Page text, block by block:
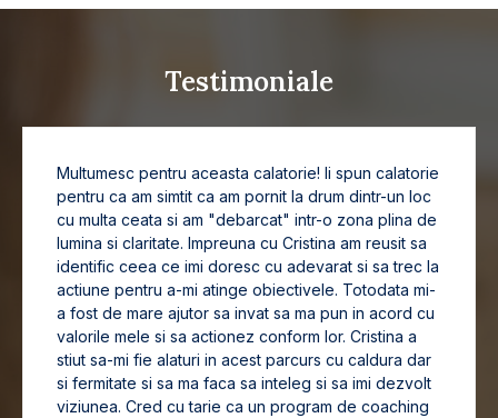
Testimoniale
Multumesc pentru aceasta calatorie! Ii spun calatorie
pentru ca am simtit ca am pornit la drum dintr-un loc
cu multa ceata si am "debarcat" intr-o zona plina de
lumina si claritate. Impreuna cu Cristina am reusit sa
identific ceea ce imi doresc cu adevarat si sa trec la
actiune pentru a-mi atinge obiectivele. Totodata mi-
a fost de mare ajutor sa invat sa ma pun in acord cu
valorile mele si sa actionez conform lor. Cristina a
stiut sa-mi fie alaturi in acest parcurs cu caldura dar
si fermitate si sa ma faca sa inteleg si sa imi dezvolt
viziunea. Cred cu tarie ca un program de coaching